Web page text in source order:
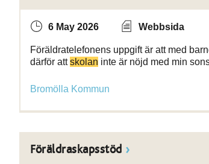
6 May 2026 Webbsida
Föräldratelefonens uppgift är att med
därför attskolan inte är nöjd med min
Bromölla Kommun
Föräldraskapsstöd